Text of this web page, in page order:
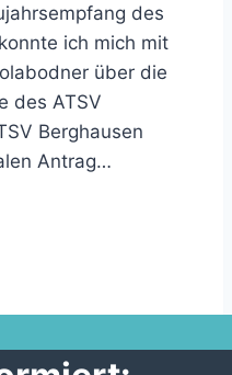
des
ich mich mit
über die
des ATSV
Berghausen
Antrag…